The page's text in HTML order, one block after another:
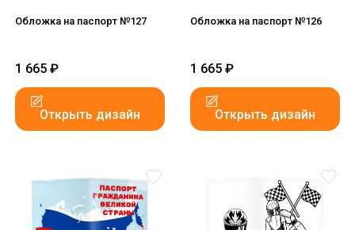
Обложка на паспорт №127
1 665 ₽
Открыть дизайн
Обложка на паспорт №126
1 665 ₽
Открыть дизайн